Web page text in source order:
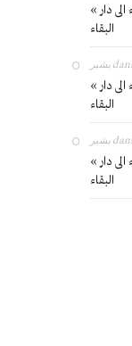
« هنية » القائد المجاهد المعلم يسلم الراية ويمضي بهناء الى دار
البقاء
بشير
« هنية » القائد المجاهد المعلم يسلم الراية ويمضي بهناء الى دار
البقاء
بشير
« هنية » القائد المجاهد المعلم يسلم الراية ويمضي بهناء الى دار
البقاء